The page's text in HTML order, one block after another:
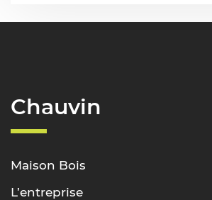
Chauvin
Maison Bois
L’entreprise